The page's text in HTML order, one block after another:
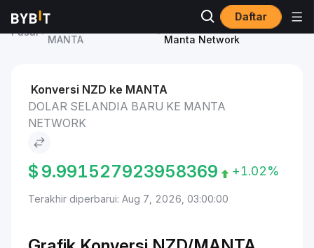
Daftar
Pasar
Harga Manta Network
MANTA
Dolar Selandia Baru to
Manta Network
Konversi NZD ke MANTA
DOLAR SELANDIA BARU KE MANTA
NETWORK
$ 9.991527923958369 +1.02%
Terakhir diperbarui: Aug 7, 2026, 03:00:00